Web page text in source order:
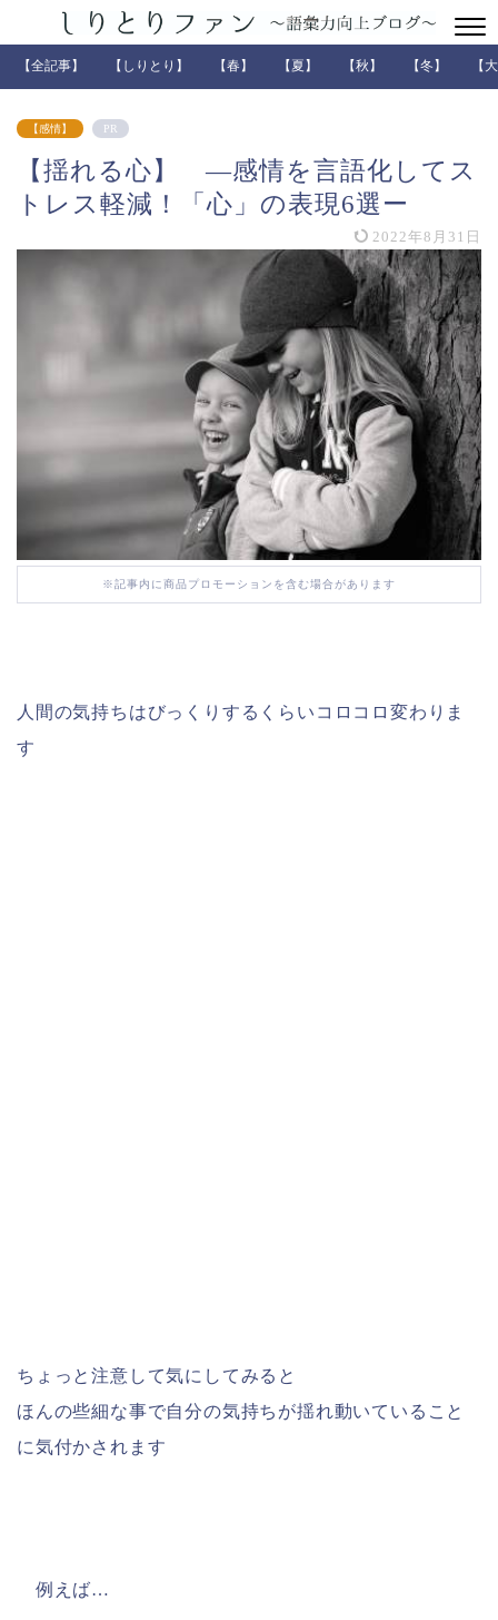
【全記事】 【しりとり】 【春】 【夏】 【秋】 【冬】 【
【感情】 PR
【揺れる心】 —感情を言語化してス
トレス軽減！「心」の表現6選ー
2022年8月31日
※記事内に商品プロモーションを含む場合があります
人間の気持ちはびっくりするくらいコロコロ変わりま
す
ちょっと注意して気にしてみると
ほんの些細な事で自分の気持ちが揺れ動いていること
に気付かされます
例えば…